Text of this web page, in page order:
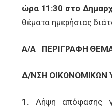
ώρα 11:30 στο
θέματα ημερήσιας
Α/Α ΠΕΡΙΓΡΑΦΗ
Δ/ΝΣΗ ΟΙΚΟΝΟΜΙΚΩΝ
1. Λήψη απόφασης